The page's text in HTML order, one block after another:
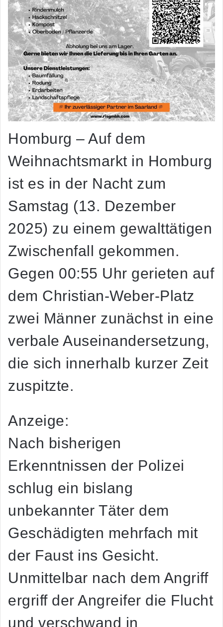
Homburg – Auf dem
Weihnachtsmarkt in Homburg
ist es in der Nacht zum
Samstag (13. Dezember
2025) zu einem gewalttätigen
Zwischenfall gekommen.
Gegen 00:55 Uhr gerieten auf
dem Christian-Weber-Platz
zwei Männer zunächst in eine
verbale Auseinandersetzung,
die sich innerhalb kurzer Zeit
zuspitzte.
Anzeige:
Nach bisherigen
Erkenntnissen der Polizei
schlug ein bislang
unbekannter Täter dem
Geschädigten mehrfach mit
der Faust ins Gesicht.
Unmittelbar nach dem Angriff
ergriff der Angreifer die Flucht
und verschwand in